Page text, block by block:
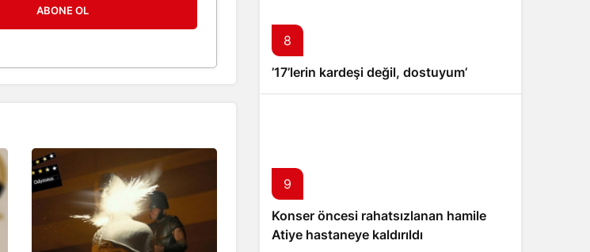
ABONE OL
8
’17’lerin kardeşi değil, dostuyum’
9
Konser öncesi rahatsızlanan hamile
Atiye hastaneye kaldırıldı